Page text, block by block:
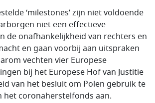
‘milestones’ zijn niet voldoende
niet een effectieve
de onafhankelijkheid van rechters en
en gaan voorbij aan uitspraken
vechten vier Europese
bij het Europese Hof van Justitie
van het besluit om Polen gebruik te
het coronaherstelfonds aan.